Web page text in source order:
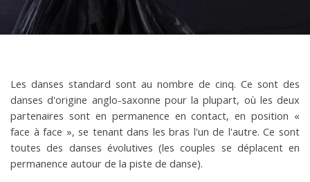
Les danses standard sont au nombre de cinq. Ce sont des
danses d'origine anglo-saxonne pour la plupart, où les deux
partenaires sont en permanence en contact, en position «
face à face », se tenant dans les bras l'un de l'autre. Ce sont
toutes des danses évolutives (les couples se déplacent en
permanence autour de la piste de danse).